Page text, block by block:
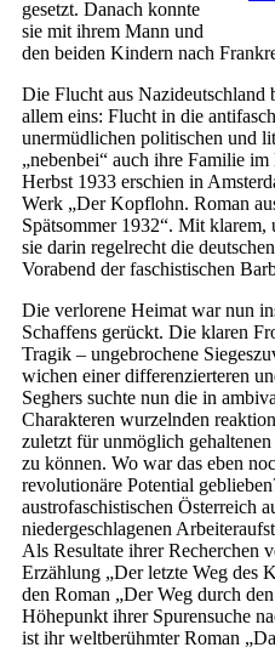
gesetzt. Danach konnte
sie mit ihrem Mann und
den beiden Kindern nach
Die Flucht aus Nazideutschland
allem eins: Flucht in die
unermüdlichen politischen und
„nebenbei“ auch ihre Familie
Herbst 1933 erschien in
Werk „Der Kopflohn. Roman
Spätsommer 1932“. Mit
sie darin regelrecht die
Vorabend der faschistischen
Die verlorene Heimat war nun
Schaffens gerückt. Die klaren
Tragik – ungebrochene
wichen einer differenzierteren
Seghers suchte nun die in
Charakteren wurzelnden
zuletzt für unmöglich
zu können. Wo war das eben
revolutionäre Potential
austrofaschistischen Österreich
niedergeschlagenen
Als Resultate ihrer Recherchen
Erzählung „Der letzte Weg des
den Roman „Der Weg durch
Höhepunkt ihrer Spurensuche
ist ihr weltberühmter Roman